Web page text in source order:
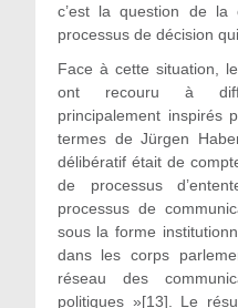
c’est la question de la
processus de décision
Face à cette situation,
ont recouru à
principalement inspirés
termes de Jürgen
délibératif était de
de processus
processus de
sous la forme
dans les corps
réseau des
politiques »[13]. Le